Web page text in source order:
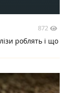
872
роблять і що